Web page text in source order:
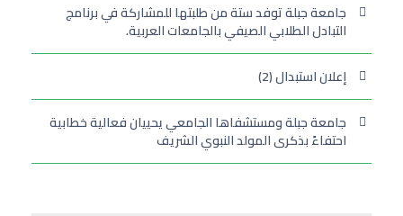
جامعة جبلة توفد ستة من طلبتها للمشاركة في برنامج
التبادل الطلابي الصيفي بالجامعات العربية.
إعلان استبدال (2)
جامعة جبلة ومستشفاها الجامعي يحييان فعالية خطابية
احتفاءً بذكرى المولد النبوي الشريف